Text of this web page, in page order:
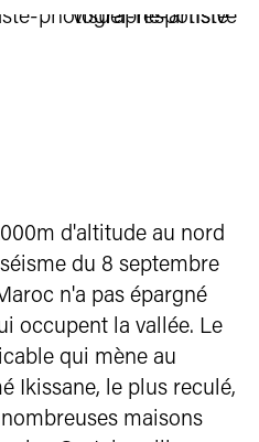
d'altitude au nord
du 8 septembre
n'a pas épargné
occupent la vallée. Le
qui mène au
Ikissane, le plus reculé,
maisons